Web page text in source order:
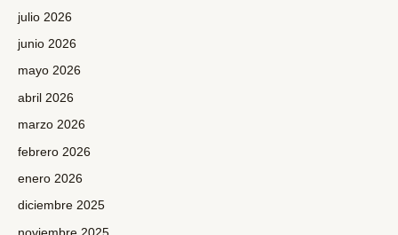
julio 2026
junio 2026
mayo 2026
abril 2026
marzo 2026
febrero 2026
enero 2026
diciembre 2025